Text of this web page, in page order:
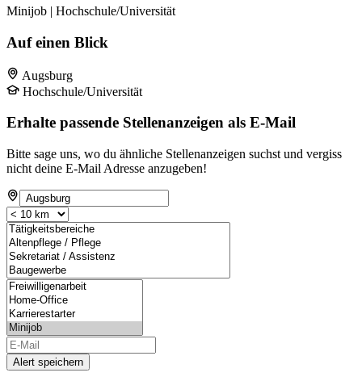
Minijob | Hochschule/Universität
Auf einen Blick
Augsburg
Hochschule/Universität
Erhalte passende Stellenanzeigen als E-Mail
Bitte sage uns, wo du ähnliche Stellenanzeigen suchst und vergiss
nicht deine E-Mail Adresse anzugeben!
Alert speichern